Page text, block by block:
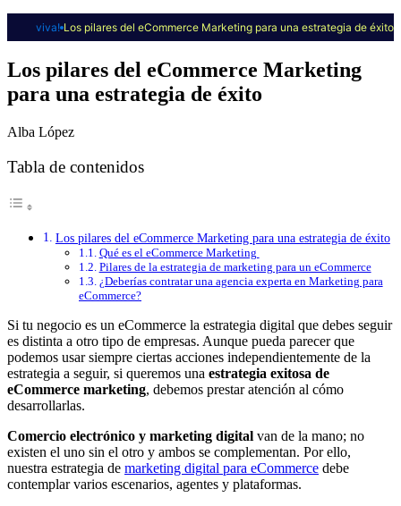
viva! Los pilares del eCommerce Marketing para una estrategia de éxito
Los pilares del eCommerce Marketing
para una estrategia de éxito
Alba López
Tabla de contenidos
Los pilares del eCommerce Marketing para una estrategia de éxito
Qué es el eCommerce Marketing
Pilares de la estrategia de marketing para un eCommerce
¿Deberías contratar una agencia experta en Marketing para
eCommerce?
Si tu negocio es un eCommerce la estrategia digital que debes seguir
es distinta a otro tipo de empresas. Aunque pueda parecer que
podemos usar siempre ciertas acciones independientemente de la
estrategia a seguir, si queremos una estrategia exitosa de
eCommerce marketing, debemos prestar atención al cómo
desarrollarlas.
Comercio electrónico y marketing digital van de la mano; no
existen el uno sin el otro y ambos se complementan. Por ello,
nuestra estrategia de marketing digital para eCommerce debe
contemplar varios escenarios, agentes y plataformas.